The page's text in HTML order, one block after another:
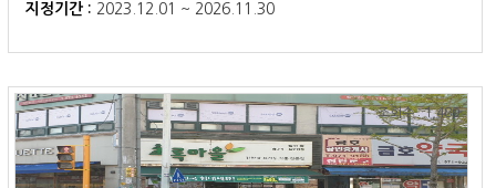
지정기간 : 2023.12.01 ~ 2026.11.30
조회수 : 1,489